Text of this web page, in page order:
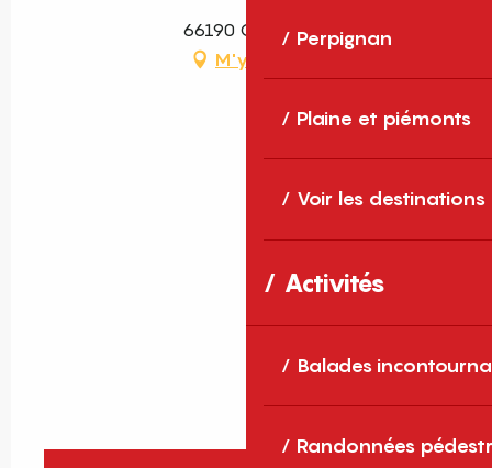
Perpignan
Plaine et piémonts
Voir les destinations
Activités
Balades
Randonnées
66190 Collioure
M'y rendre